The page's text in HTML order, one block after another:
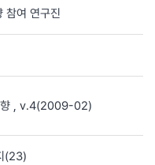
참여 연구진
, v.4(2009-02)
(23)